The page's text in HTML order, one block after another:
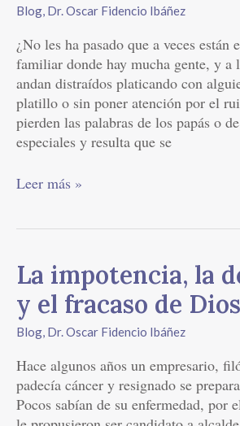
Blog, Dr. Oscar Fidencio Ibáñez
¿No les ha pasado que a veces están
familiar donde hay mucha gente, y a
andan distraídos platicando con
platillo o sin poner atención por el
pierden las palabras de los papás o
especiales y resulta que se
Leer más »
La impotencia, la
y el fracaso de Dios
Blog, Dr. Oscar Fidencio Ibáñez
Hace algunos años un empresario,
padecía cáncer y resignado se
Pocos sabían de su enfermedad, por
La
impotencia,
la
debilidad
el
fracaso
de